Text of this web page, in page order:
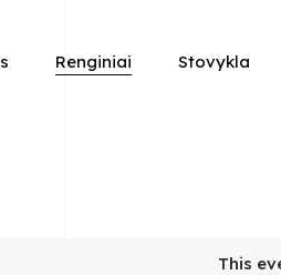
Renginiai Stovykla
This